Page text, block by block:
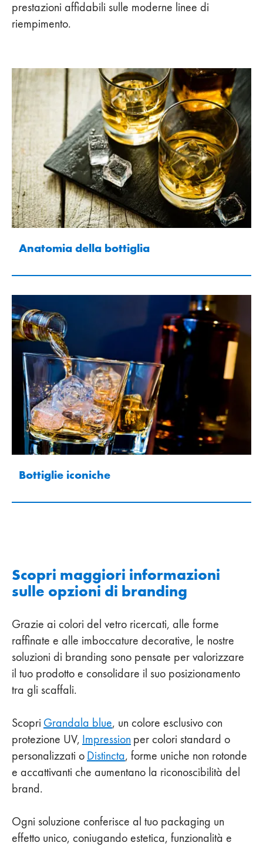
prestazioni affidabili sulle moderne linee di
riempimento.
Anatomia della bottiglia
Bottiglie iconiche
Scopri maggiori informazioni
sulle opzioni di branding
Grazie ai colori del vetro ricercati, alle forme
raffinate e alle imboccature decorative, le nostre
soluzioni di branding sono pensate per valorizzare
il tuo prodotto e consolidare il suo posizionamento
tra gli scaffali.
Scopri Grandala blue, un colore esclusivo con
protezione UV, Impression per colori standard o
personalizzati o Distincta, forme uniche non rotonde
e accattivanti che aumentano la riconoscibilità del
brand.
Ogni soluzione conferisce al tuo packaging un
effetto unico, coniugando estetica, funzionalità e